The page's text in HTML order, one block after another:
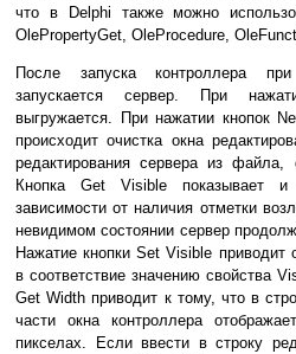
что в Delphi также можно
OlePropertyGet, OleProcedure,
После запуска контроллера
запускается сервер. При
выгружается. При нажатии кнопок
происходит очистка окна
редактирования сервера из
Кнопка Get Visible показывает
зависимости от наличия отметки
невидимом состоянии сервер
Нажатие кнопки Set Visible приводит
в соответствие значению свойства
Get Width приводит к тому, что в
части окна контроллера
пикселах. Если ввести в строку